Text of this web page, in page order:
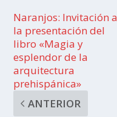
Naranjos: Invitación a
la presentación del
libro «Magia y
esplendor de la
arquitectura
prehispánica»
ANTERIOR